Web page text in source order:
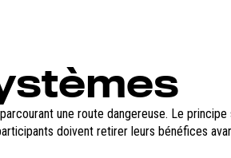
une route dangereuse. Le
doivent retirer leurs bénéfices